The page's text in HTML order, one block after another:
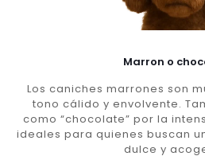
Marron o
Los caniches marrones son
tono cálido y envolvente.
como “chocolate” por la
ideales para quienes buscan
dulce y